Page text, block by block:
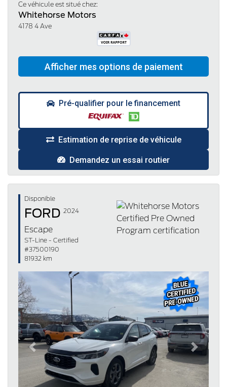
Ce véhicule est situé chez:
Whitehorse Motors
4178 4 Ave
Pré-qualifier pour le financement
Estimation de reprise de véhicule
Demandez un essai routier
Disponible
FORD 2024
Escape
ST-Line - Certified
#37500190
81932 km
Previous Next